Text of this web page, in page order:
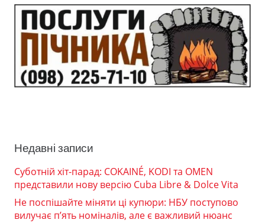
Недавні записи
Суботній хіт-парад: COKAINÉ, KODI та OMEN
представили нову версію Cuba Libre & Dolce Vita
Не поспішайте міняти ці купюри: НБУ поступово
вилучає п’ять номіналів, але є важливий нюанс